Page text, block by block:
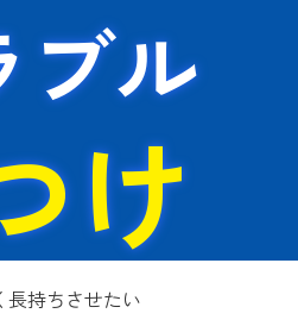
ブル
け